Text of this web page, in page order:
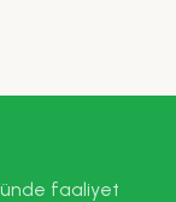
faaliyet